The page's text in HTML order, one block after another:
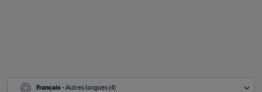
Français - Autres langues (4)